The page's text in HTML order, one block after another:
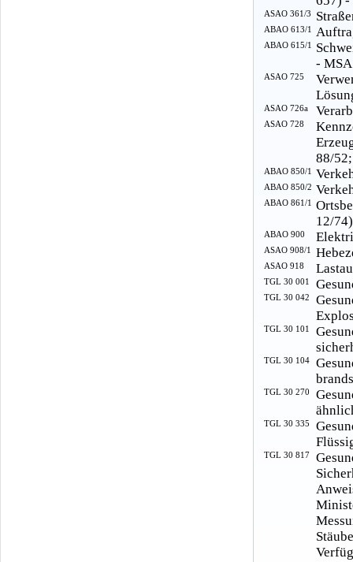
ASAO 361/3
ABAO 613/1
ABAO 615/1
-
ASAO 725
ASAO 726a
ASAO 728
88/
ABAO 850/1
ABAO 850/2
ABAO 861/1
12/
ABAO 900
ASAO 908/1
ASAO 918
TGL 30 001
TGL 30 042
TGL 30 101
TGL 30 104
TGL 30 270
TGL 30 335
TGL 30 817